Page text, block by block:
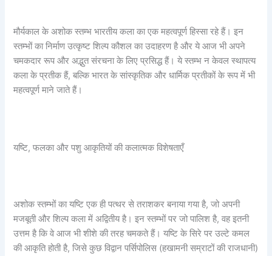
मौर्यकाल के अशोक स्तम्भ भारतीय कला का एक महत्वपूर्ण हिस्सा रहे हैं। इन
स्तम्भों का निर्माण उत्कृष्ट शिल्प कौशल का उदाहरण है और ये आज भी अपने
चमकदार रूप और अद्भुत संरचना के लिए प्रसिद्ध हैं। ये स्तम्भ न केवल स्थापत्य
कला के प्रतीक हैं, बल्कि भारत के सांस्कृतिक और धार्मिक प्रतीकों के रूप में भी
महत्वपूर्ण माने जाते हैं।
यष्टि, फलका और पशु आकृतियों की कलात्मक विशेषताएँ
अशोक स्तम्भों का यष्टि एक ही पत्थर से तराशकर बनाया गया है, जो अपनी
मजबूती और शिल्प कला में अद्वितीय है। इन स्तम्भों पर जो पालिश है, वह इतनी
उत्तम है कि वे आज भी शीशे की तरह चमकते हैं। यष्टि के सिरे पर उल्टे कमल
की आकृति होती है, जिसे कुछ विद्वान पर्सिपोलिस (हखामनी सम्राटों की राजधानी)